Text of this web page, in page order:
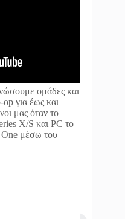
ομάδες και
για έως και
μας όταν το
X/S και PC το
One μέσω του